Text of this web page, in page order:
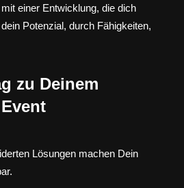
einer Entwicklung, die dich
Potenzial, durch Fähigkeiten,
zu Deinem
Lösungen machen Dein